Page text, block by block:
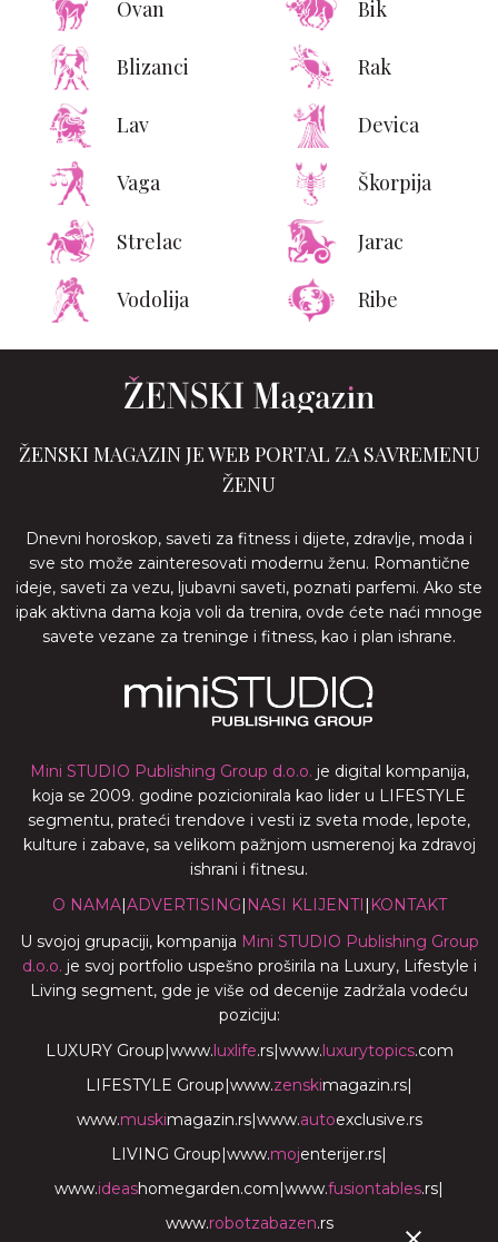
Ovan Bik
Blizanci Rak
Lav Devica
Vaga Škorpija
Strelac Jarac
Vodolija Ribe
ŽENSKI MAGAZIN JE WEB PORTAL ZA SAVREMENU
ŽENU
Dnevni horoskop, saveti za fitness i dijete, zdravlje, moda i
sve sto može zainteresovati modernu ženu. Romantične
ideje, saveti za vezu, ljubavni saveti, poznati parfemi. Ako ste
ipak aktivna dama koja voli da trenira, ovde ćete naći mnoge
savete vezane za treninge i fitness, kao i plan ishrane.
Mini STUDIO Publishing Group d.o.o. je digital kompanija,
koja se 2009. godine pozicionirala kao lider u LIFESTYLE
segmentu, prateći trendove i vesti iz sveta mode, lepote,
kulture i zabave, sa velikom pažnjom usmerenoj ka zdravoj
ishrani i fitnesu.
O NAMA| ADVERTISING NASI KLIJENTI
KONTAKT
U svojoj grupaciji, kompanija Mini STUDIO Publishing Group
d.o.o. je svoj portfolio uspešno proširila na Luxury, Lifestyle i
Living segment, gde je više od decenije zadržala vodeću
poziciju:
LUXURY Group www. luxlife.rs| www. luxurytopics.com
LIFESTYLE Group www.zenskimagazin.rs
www.muskimagazin.rs| www.autoexclusive.rs
LIVING Group www.mojenterijer.rs
www.ideashomegarden.com www.fusiontables.rs
www.robotzabazen.rs